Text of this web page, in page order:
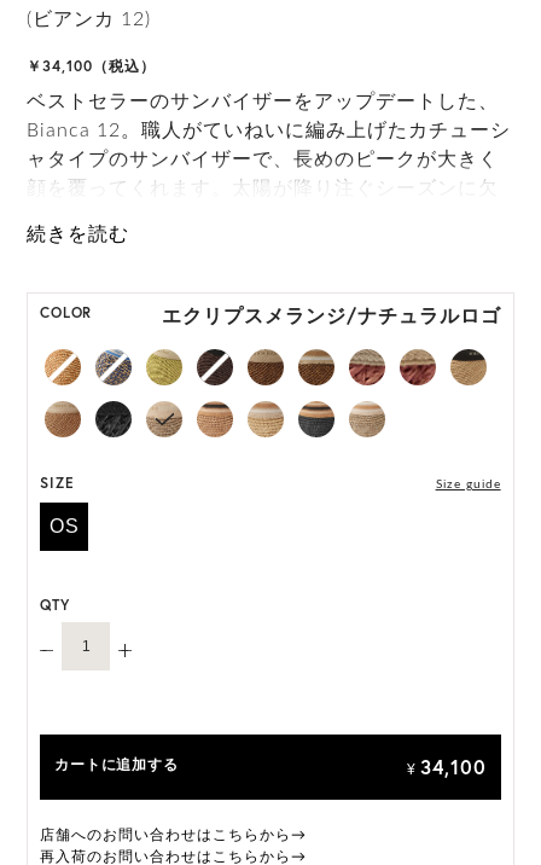
(ビアンカ 12)
￥34,100（税込）
ベストセラーのサンバイザーをアップデートした、
Bianca 12。職人がていねいに編み上げたカチューシ
ャタイプのサンバイザーで、長めのピークが大きく
顔を覆ってくれます。太陽が降り注ぐシーズンに欠
M, L 展開の商品:M 57.5cm, L 59.5cm
*天然素材を用いたハンドメイドのため、サイズ・色
には個体差がございます。
COLOR エクリプスメランジ/ナチュラルロゴ
SIZE Size guide
OS
QTY
カートに追加する ¥ 34,100
店舗へのお問い合わせはこちらから→
再入荷のお問い合わせはこちらから→